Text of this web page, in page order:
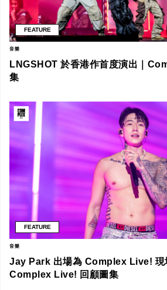
FEATURE
音樂
LNGSHOT 於香港作首度演出｜
集
FEATURE
音樂
Jay Park 出場為 Complex Live! 現
Complex Live! 回顧圖集